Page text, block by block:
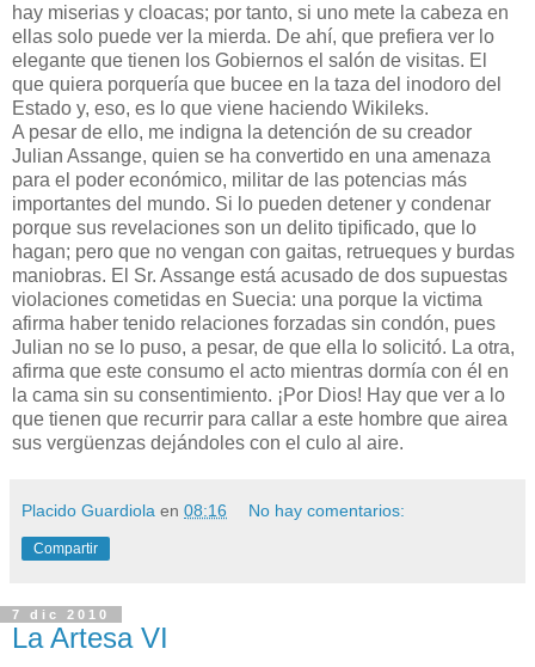
hay miserias y cloacas; por tanto, si uno mete la cabeza en
ellas solo puede ver la mierda. De ahí, que prefiera ver lo
elegante que tienen los Gobiernos el salón de visitas. El
que quiera porquería que bucee en la taza del inodoro del
Estado y, eso, es lo que viene haciendo Wikileks.
A pesar de ello, me indigna la detención de su creador
Julian Assange, quien se ha convertido en una amenaza
para el poder económico, militar de las potencias más
importantes del mundo. Si lo pueden detener y condenar
porque sus revelaciones son un delito tipificado, que lo
hagan; pero que no vengan con gaitas, retrueques y burdas
maniobras. El Sr. Assange está acusado de dos supuestas
violaciones cometidas en Suecia: una porque la victima
afirma haber tenido relaciones forzadas sin condón, pues
Julian no se lo puso, a pesar, de que ella lo solicitó. La otra,
afirma que este consumo el acto mientras dormía con él en
la cama sin su consentimiento. ¡Por Dios! Hay que ver a lo
que tienen que recurrir para callar a este hombre que airea
sus vergüenzas dejándoles con el culo al aire.
Placido Guardiola en 08:16 No hay comentarios:
Compartir
7 dic 2010
La Artesa VI